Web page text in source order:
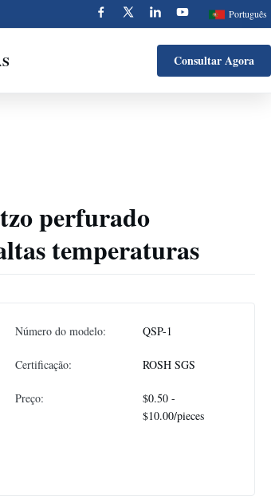
Português
Consultar Agora
perfurado
temperaturas
Número do modelo: QSP-1
Certificação: ROSH SGS
Preço:
$0.50 -
$10.00/pieces